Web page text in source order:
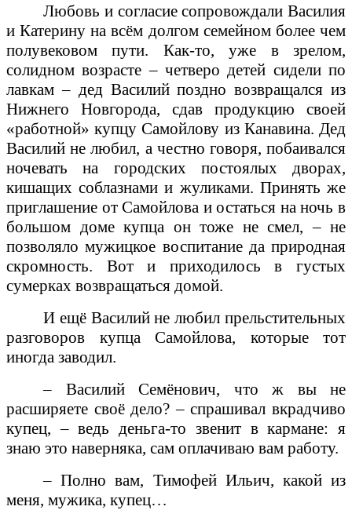
Любовь и согласие сопровождали Василия
и Катерину на всём долгом семейном более чем
полувековом пути. Как-то, уже в зрелом,
солидном возрасте – четверо детей сидели по
лавкам – дед Василий поздно возвращался из
Нижнего Новгорода, сдав продукцию своей
«работной» купцу Самойлову из Канавина. Дед
Василий не любил, а честно говоря, побаивался
ночевать на городских постоялых дворах,
кишащих соблазнами и жуликами. Принять же
приглашение от Самойлова и остаться на ночь в
большом доме купца он тоже не смел, – не
позволяло мужицкое воспитание да природная
скромность. Вот и приходилось в густых
сумерках возвращаться домой.
И ещё Василий не любил прельстительных
разговоров купца Самойлова, которые тот
иногда заводил.
– Василий Семёнович, что ж вы не
расширяете своё дело? – спрашивал вкрадчиво
купец, – ведь деньга-то звенит в кармане: я
знаю это наверняка, сам оплачиваю вам работу.
– Полно вам, Тимофей Ильич, какой из
меня, мужика, купец…